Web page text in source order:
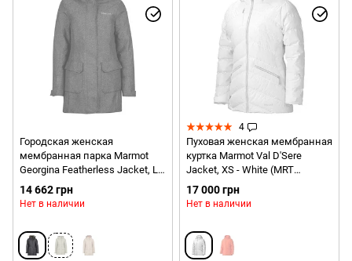
Городская женская
мембранная парка Marmot
Georgina Featherless Jacket, L -
Black (MRT 78230.001-L)
14 662 грн
Нет в наличии
4
Пуховая женская мембранная
куртка Marmot Val D'Sere
Jacket, XS - White (MRT
75470.080-XS)
17 000 грн
Нет в наличии